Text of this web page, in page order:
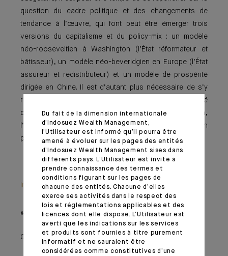
question du cadre politique et des changements de
tendance à l’œuvre, qui font peut être émerger trois
versions du capitalisme et du policy-mix : un modèle
néo-rooseveltien à Washington (l’État réformateur et
bâtisseur), un modèle néo-beveridgien en Europe (l’État
assu­reur et redistributeur) et un modèle de prospérité
dirigée en Chine. Il est d’autant plus nécessaire de s’y
repencher que l’actualité géopolitique estivale a accéléré
des tendances déjà ancrées: le repli américain,
l’impossible interventionnisme de l’Europe, la montée en
puissance régionale de la Chine.
Information importante
Monthly House View, paru le 01/09/2021 – Extrait de l'Editorial
09 septembre 2021
Du fait de la dimension internationale
d’Indosuez Wealth Management,
l’Utilisateur est informé qu’il pourra être
amené à évoluer sur les pages des entités
d’Indosuez Wealth Management sises dans
différents pays. L’Utilisateur est invité à
prendre connaissance des termes et
conditions figurant sur les pages de
chacune des entités. Chacune d’elles
exerce ses activités dans le respect des
lois et réglementations applicables et des
licences dont elle dispose. L’Utilisateur est
averti que les indications sur les services
et produits sont fournies à titre purement
informatif et ne sauraient être
considérées comme constitutives d’une